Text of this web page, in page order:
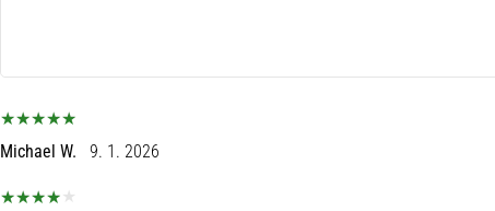
Michael W. 9. 1. 2026